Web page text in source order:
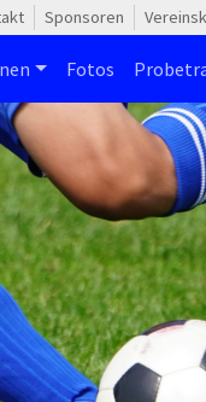
Sponsoren
Fotos